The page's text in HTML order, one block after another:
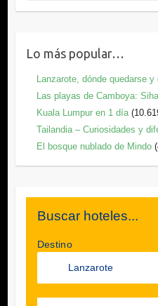
Lo más popular…
Lanzarote, dónde quedarse y
Las playas de Camboya:
Kuala Lumpur en 1 día
Tailandia – Curiosidades y
El bosque nublado de Mindo
Buscar hoteles...
Destino